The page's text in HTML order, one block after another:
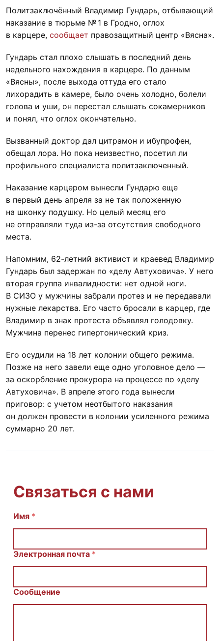
Политзаключённый Владимир Гундарь, отбывающий
наказание в тюрьме № 1 в Гродно, оглох
в карцере, сообщает правозащитный центр «Вясна».
Гундарь стал плохо слышать в последний день
недельного нахождения в карцере. По данным
«Вясны», после выхода оттуда его стало
лихорадить в камере, было очень холодно, болели
голова и уши, он перестал слышать сокамерников
и понял, что оглох окончательно.
Вызванный доктор дал цитрамон и ибупрофен,
обещал лора. Но пока неизвестно, посетил ли
профильного специалиста политзаключенный.
Наказание карцером вынесли Гундарю еще
в первый день апреля за не так положенную
на шконку подушку. Но целый месяц его
не отправляли туда из-за отсутствия свободного
места.
Напомним, 62-летний активист и краевед Владимир
Гундарь был задержан по «делу Автуховича». У него
вторая группа инвалидности: нет одной ноги.
В СИЗО у мужчины забрали протез и не передавали
нужные лекарства. Его часто бросали в карцер, где
Владимир в знак протеста объявлял голодовку.
Мужчина перенес гипертонический криз.
Его осудили на 18 лет колонии общего режима.
Позже на него завели еще одно уголовное дело —
за оскорбление прокурора на процессе по «делу
Автуховича». В апреле этого года вынесли
приговор: с учетом неотбытого наказания
он должен провести в колонии усиленного режима
суммарно 20 лет.
Связаться с нами
E
l
С
Имя *
Электронная почта *
Сообщение